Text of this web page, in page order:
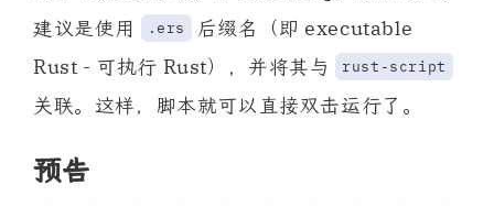
建议是使用
.ers
后缀名（即 executable
Rust - 可执行 Rust），并将其与
rust-script
关联。这样，脚本就可以直接双击运行了。
预告